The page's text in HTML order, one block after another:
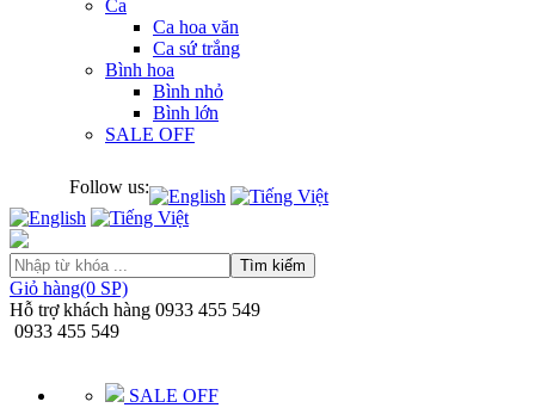
Ca
Ca hoa văn
Ca sứ trắng
Bình hoa
Bình nhỏ
Bình lớn
SALE OFF
Follow us:
Tìm kiếm
Giỏ hàng(0 SP)
Hỗ trợ khách hàng 0933 455 549
0933 455 549
SALE OFF